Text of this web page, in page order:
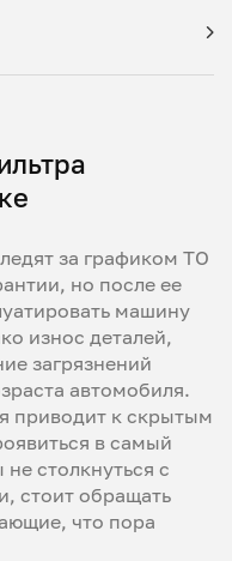
за графиком ТО
но после ее
машину
износ деталей,
загрязнений
автомобиля.
приводит к скрытым
в самый
столкнуться с
стоит обращать
что пора